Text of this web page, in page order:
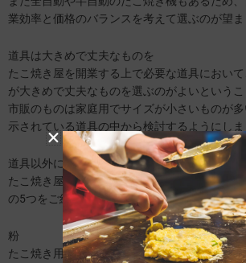
業効率と価格のバランスを考えて選ぶのが望ま
道具は大きめで丈夫なものを
たこ焼き屋を開業する上で必要な道具におい
が大きめで丈夫なものを選ぶのがよいというこ
市販のものは家庭用でサイズが小さいものが
示されている道具の中から検討するようにしま
道具以外にたこ焼き屋を開業する為に必要なも
たこ焼き屋を開業するには道具以外にも材料
の5つをご紹介します。
粉
たこ焼き用のミックス粉のことです。